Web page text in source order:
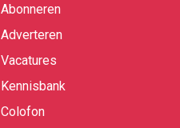
Abonneren
Adverteren
Vacatures
Kennisbank
Colofon